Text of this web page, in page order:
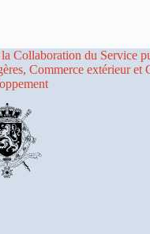
Collaboration du Service
Commerce extérieur et